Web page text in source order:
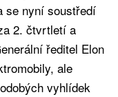
se nyní soustředí
2. čtvrtletí a
ředitel Elon
ale
vyhlídek